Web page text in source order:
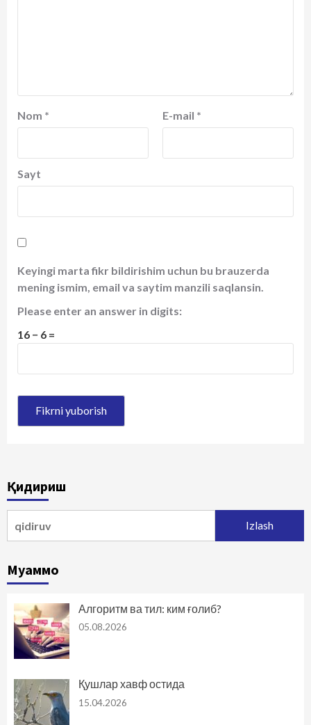
Nom * E-mail *
Sayt
Keyingi marta fikr bildirishim uchun bu brauzerda
mening ismim, email va saytim manzili saqlansin.
Please enter an answer in digits:
16 − 6 =
Қидириш
Муаммо
Алгоритм ва тил: ким ғолиб?
05.08.2026
Қушлар хавф остида
15.04.2026